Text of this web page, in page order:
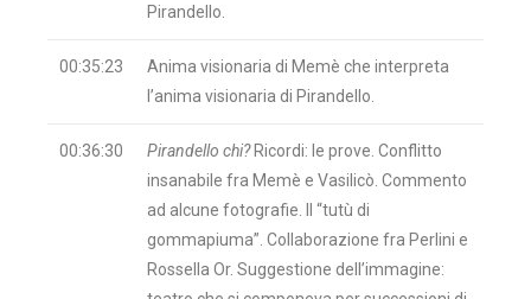
Pirandello.
00:35:23
Anima visionaria di Memè che interpreta
l’anima visionaria di Pirandello.
00:36:30 Pirandello chi? Ricordi: le prove. Conflitto
insanabile fra Memè e Vasilicò. Commento
ad alcune fotografie. Il “tutù di
gommapiuma”. Collaborazione fra Perlini e
Rossella Or. Suggestione dell’immagine: